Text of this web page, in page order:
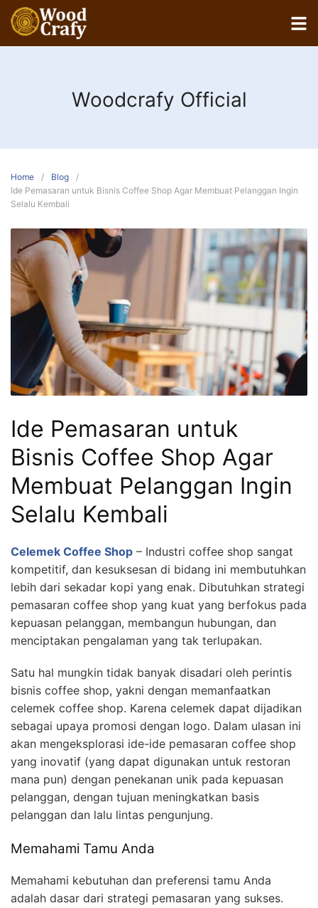
Woodcrafy Official
Home
Blog
Ide Pemasaran untuk Bisnis Coffee Shop Agar Membuat Pelanggan Ingin
Selalu Kembali
Ide Pemasaran untuk
Bisnis Coffee Shop Agar
Membuat Pelanggan Ingin
Selalu Kembali
Celemek Coffee Shop – Industri coffee shop sangat
kompetitif, dan kesuksesan di bidang ini membutuhkan
lebih dari sekadar kopi yang enak. Dibutuhkan strategi
pemasaran coffee shop yang kuat yang berfokus pada
kepuasan pelanggan, membangun hubungan, dan
menciptakan pengalaman yang tak terlupakan.
Satu hal mungkin tidak banyak disadari oleh perintis
bisnis coffee shop, yakni dengan memanfaatkan
celemek coffee shop. Karena celemek dapat dijadikan
sebagai upaya promosi dengan logo. Dalam ulasan ini
akan mengeksplorasi ide-ide pemasaran coffee shop
yang inovatif (yang dapat digunakan untuk restoran
mana pun) dengan penekanan unik pada kepuasan
pelanggan, dengan tujuan meningkatkan basis
pelanggan dan lalu lintas pengunjung.
Memahami Tamu Anda
Memahami kebutuhan dan preferensi tamu Anda
adalah dasar dari strategi pemasaran yang sukses.